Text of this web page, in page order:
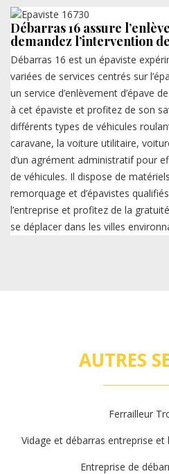
Débarras 16 assure
demandez l’intervention
Débarras 16 est un épaviste
variées de services centrés sur
un service d’enlèvement d’épave
à cet épaviste et profitez de son
différents types de véhicules
caravane, la voiture utilitaire,
d’un agrément administratif pour
de véhicules. Il dispose de
remorquage et d’épavistes
l’entreprise et profitez de la
se déplacer dans les villes
AUTRES
Ferrailleur
Vidage et débarras entreprise
Entreprise de